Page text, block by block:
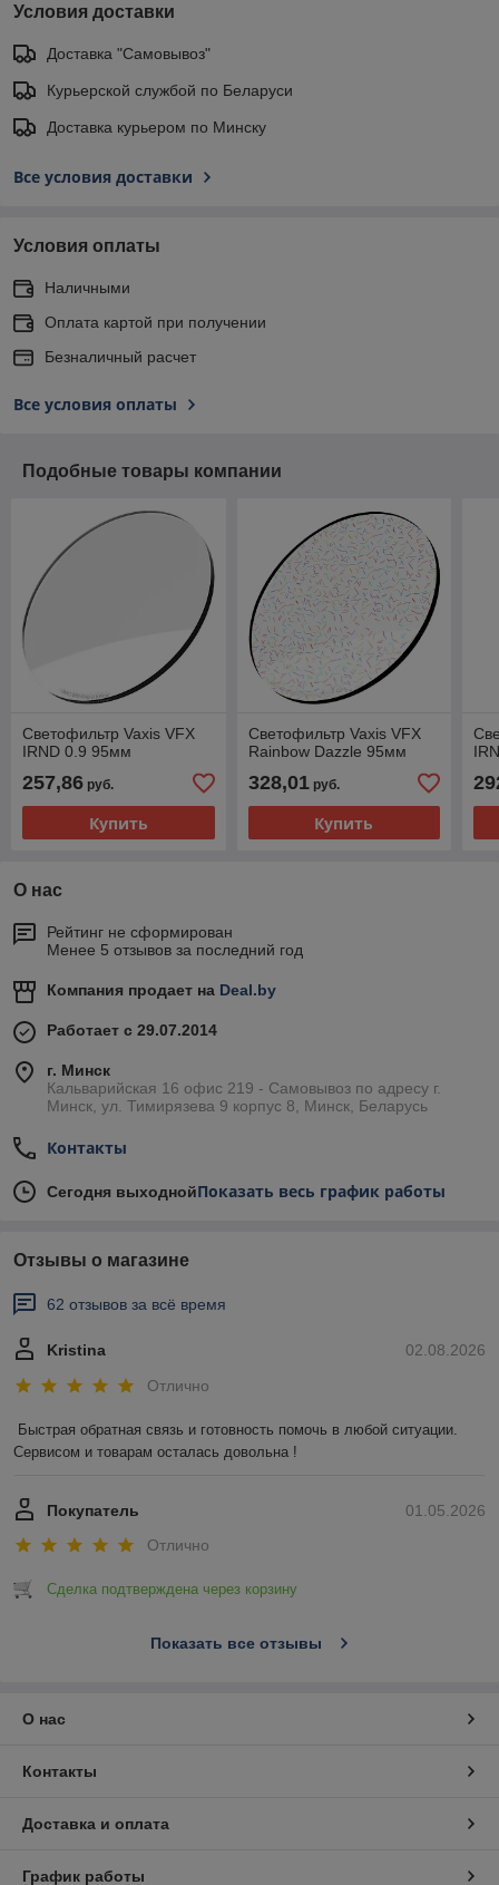
Условия доставки
Доставка "Самовывоз"
Курьерской службой по Беларуси
Доставка курьером по Минску
Все условия доставки
Условия оплаты
Наличными
Оплата картой при получении
Безналичный расчет
Все условия оплаты
Подобные товары компании
Светофильтр Vaxis VFX
IRND 0.9 95мм
257,86 руб.
Купить
Светофильтр Vaxis VFX
Rainbow Dazzle 95мм
328,01руб.
Купить
О нас
Рейтинг не сформирован
Менее 5 отзывов за последний год
Компания продает на Deal.by
Работает с 29.07.2014
г. Минск
Кальварийская 16 офис 219 - Самовывоз по адресу г.
Минск, ул. Тимирязева 9 корпус 8, Минск, Беларусь
Контакты
Сегодня выходнойПоказать весь график работы
Отзывы о магазине
62 отзывов за всё время
02.08.2026
Kristina
Отлично
Быстрая обратная связь и готовность помочь в любой ситуации.
Сервисом и товарам осталась довольна !
01.05.2026
Покупатель
Отлично
Сделка подтверждена через корзину
Показать все отзывы
О нас
Контакты
Доставка и оплата
График работы